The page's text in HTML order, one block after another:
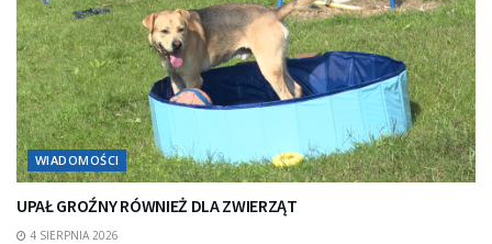
WIADOMOŚCI
UPAŁ GROŹNY RÓWNIEŻ DLA ZWIERZĄT
4 SIERPNIA 2026